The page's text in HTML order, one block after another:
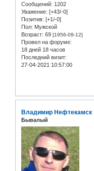
Сообщений: 1202
Уважение: [+43/-0]
Позитив: [+1/-0]
Пол: Мужской
Возраст: 69 [1956-09-12]
Провел на форуме:
18 дней 18 часов
Последний визит:
27-04-2021 10:57:00
Владимир Нефтекамск
Бывалый